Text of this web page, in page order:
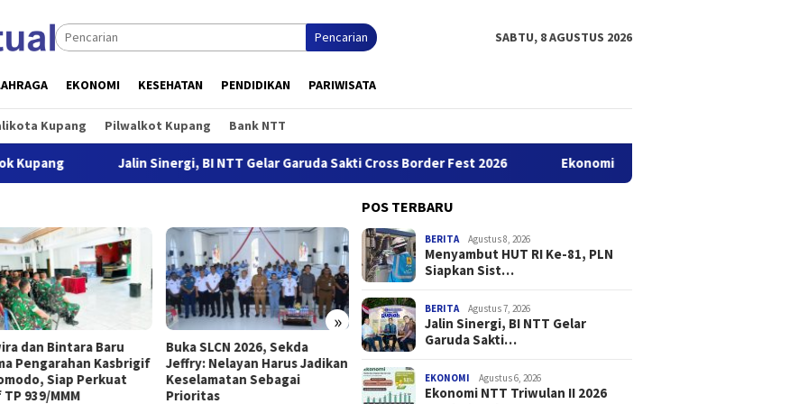
Pencarian SABTU, 8 AGUSTUS 2026
EKONOMI KESEHATAN PENDIDIKAN PARIWISATA
Kupang Pilwalkot Kupang Bank NTT
Jalin Sinergi, BI NTT Gelar Garuda Sakti Cross Border Fest 2026 Ekonomi NTT Triwulan II 2026 Tumbuh Sebesar
»
dan Bintara Baru
Pengarahan Kasbrigif
Siap Perkuat
939/MMM
Buka SLCN 2026, Sekda
Jeffry: Nelayan Harus Jadikan
Keselamatan Sebagai
Prioritas
Menyambut HUT RI Ke-81,
PLN Siapkan Sistem
Pertahanan Kelistrikan
Canggih di GI Bolok Kupang
POS TERBARU
BERITA Agustus 8, 2026
Menyambut HUT RI Ke-81, PLN
Siapkan Sist…
BERITA Agustus 7, 2026
Jalin Sinergi, BI NTT Gelar
Garuda Sakti…
EKONOMI Agustus 6, 2026
Ekonomi NTT Triwulan II 2026